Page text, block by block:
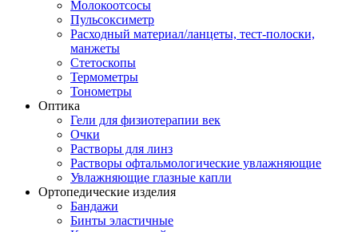
Молокоотсосы
Пульсоксиметр
Расходный материал/ланцеты, тест-полоски,
манжеты
Стетоскопы
Термометры
Тонометры
Оптика
Гели для физиотерапии век
Очки
Растворы для линз
Растворы офтальмологические увлажняющие
Увлажняющие глазные капли
Ортопедические изделия
Бандажи
Бинты эластичные